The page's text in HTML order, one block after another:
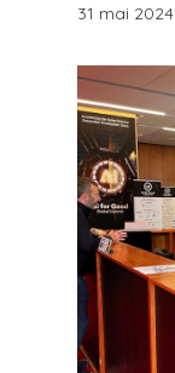
31 mai 2024